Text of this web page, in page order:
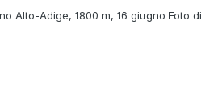
Alto-Adige, 1800 m, 16 giugno Foto di